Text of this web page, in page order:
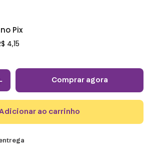
Pix
4,15
comprar agora
adicionar ao carrinho